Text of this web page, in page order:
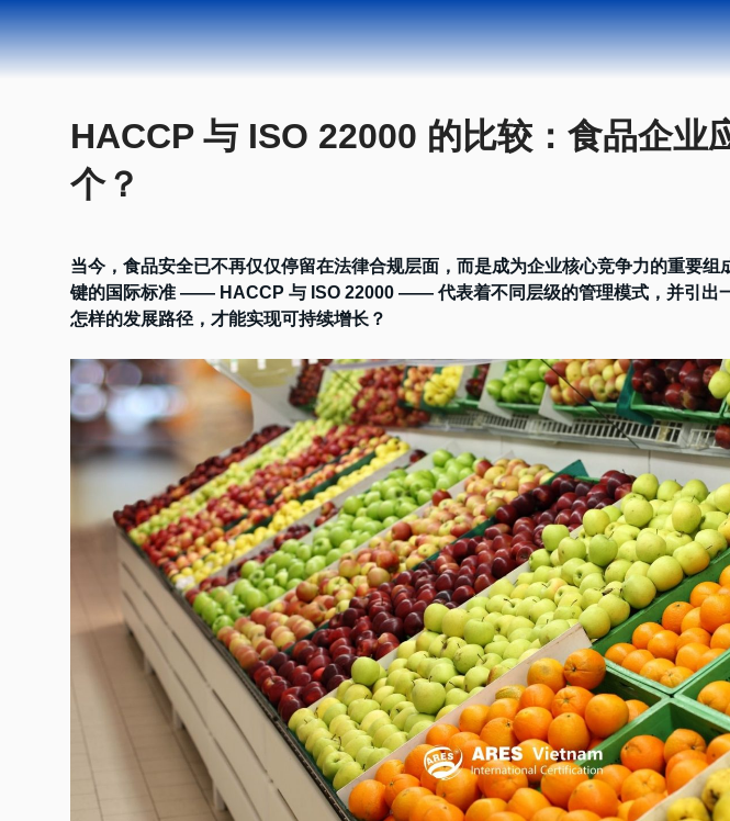
HACCP 与 ISO 22000 的比较：食品企业
个？
当今，食品安全已不再仅仅停留在法律合规层面，而是成为企业核心竞争力的重要组
键的国际标准 —— HACCP 与 ISO 22000 —— 代表着不同层级的管理模式，并引出
怎样的发展路径，才能实现可持续增长？